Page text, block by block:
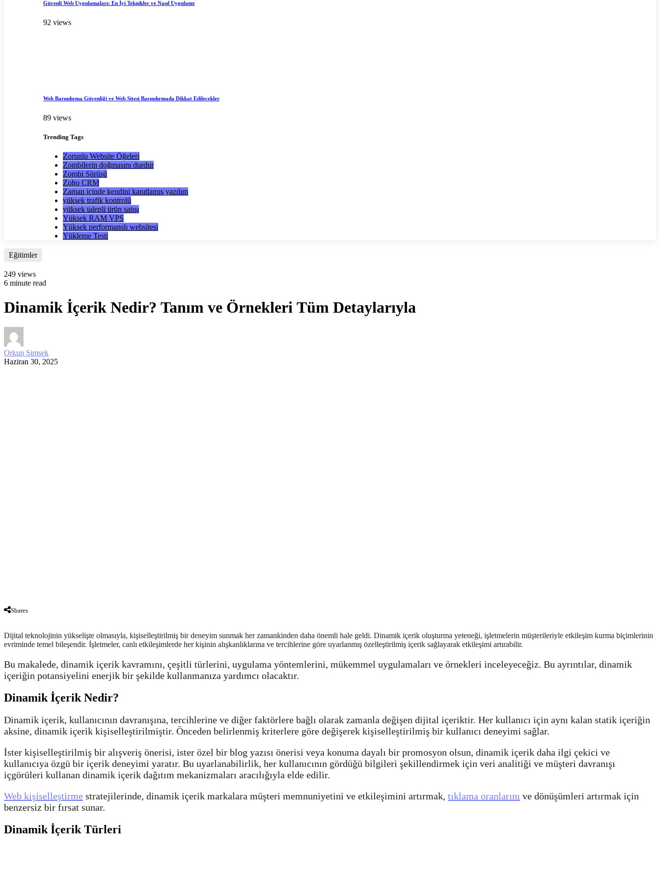
Güvenli Web Uygulamaları: En İyi Teknikler ve Nasıl Uygulanır
92 views
Web Barındırma Güvenliği ve Web Sitesi Barındırmada Dikkat Edilecekler
89 views
Trending Tags
Zorunlu Website Öğeleri
Zombilerin doğmasını durdur
Zombi Sürüsü
Zoho CRM
Zaman içinde kendini kanıtlamış yazılım
yüksek trafik kontrolü
yüksek talepli ürün satışı
Yüksek RAM VPS
Yüksek performanslı websitesi
Yükleme Testi
Eğitimler
249 views
6 minute read
Dinamik İçerik Nedir? Tanım ve Örnekleri Tüm Detaylarıyla
Orkun Simsek
Haziran 30, 2025
Shares
Dijital teknolojinin yükselişte olmasıyla, kişiselleştirilmiş bir deneyim sunmak her zamankinden daha önemli hale geldi. Dinamik içerik oluşturma yeteneği, işletmelerin müşterileriyle etkileşim kurma biçimlerinin
evriminde temel bileşendir. İşletmeler, canlı etkileşimlerde her kişinin alışkanlıklarına ve tercihlerine göre uyarlanmış özelleştirilmiş içerik sağlayarak etkileşimi artırabilir.
Bu makalede, dinamik içerik kavramını, çeşitli türlerini, uygulama yöntemlerini, mükemmel uygulamaları ve örnekleri inceleyeceğiz. Bu ayrıntılar, dinamik
içeriğin potansiyelini enerjik bir şekilde kullanmanıza yardımcı olacaktır.
Dinamik İçerik Nedir?
Dinamik içerik, kullanıcının davranışına, tercihlerine ve diğer faktörlere bağlı olarak zamanla değişen dijital içeriktir. Her kullanıcı için aynı kalan statik içeriğin
aksine, dinamik içerik kişiselleştirilmiştir. Önceden belirlenmiş kriterlere göre değişerek kişiselleştirilmiş bir kullanıcı deneyimi sağlar.
İster kişiselleştirilmiş bir alışveriş önerisi, ister özel bir blog yazısı önerisi veya konuma dayalı bir promosyon olsun, dinamik içerik daha ilgi çekici ve
kullanıcıya özgü bir içerik deneyimi yaratır. Bu uyarlanabilirlik, her kullanıcının gördüğü bilgileri şekillendirmek için veri analitiği ve müşteri davranışı
içgörüleri kullanan dinamik içerik dağıtım mekanizmaları aracılığıyla elde edilir.
Web kişiselleştirme stratejilerinde, dinamik içerik markalara müşteri memnuniyetini ve etkileşimini artırmak, tıklama oranlarını ve dönüşümleri artırmak için
benzersiz bir fırsat sunar.
Dinamik İçerik Türleri